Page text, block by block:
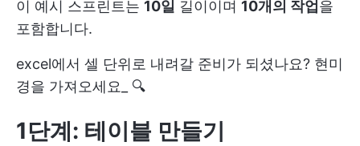
이 예시 스프린트는 10일 길이이며 10개의 작업 을
포함합니다.
excel에서 셀 단위로 내려갈 준비가 되셨나요? 현미
경을 가져오세요_ 🔍
1단계: 테이블 만들기